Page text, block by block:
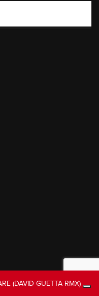
(DAVID GUETTA RMX)